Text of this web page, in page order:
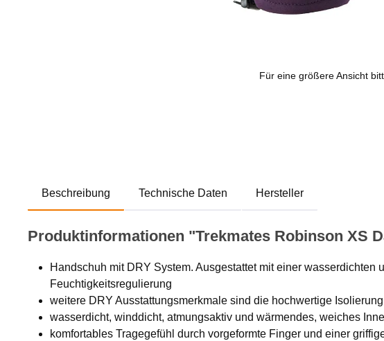
Für eine größere Ansicht
Beschreibung Technische Daten Hersteller
Produktinformationen "Trekmates Robinson XS
Handschuh mit DRY System. Ausgestattet mit einer
Feuchtigkeitsregulierung
weitere DRY Ausstattungsmerkmale sind die hochwertige
wasserdicht, winddicht, atmungsaktiv und wärmendes, weiches
komfortables Tragegefühl durch vorgeformte Finger und einer